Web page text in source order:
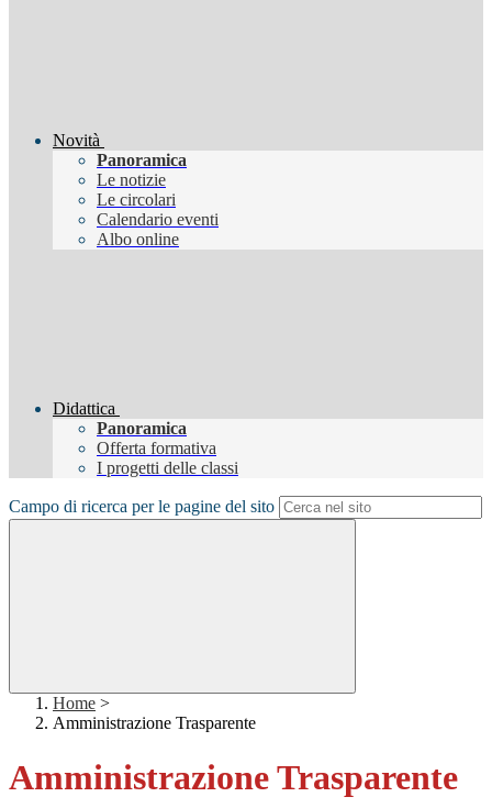
Novità
Panoramica
Le notizie
Le circolari
Calendario eventi
Albo online
Didattica
Panoramica
Offerta formativa
I progetti delle classi
Campo di ricerca per le pagine del sito
Home >
Amministrazione Trasparente
Amministrazione Trasparente